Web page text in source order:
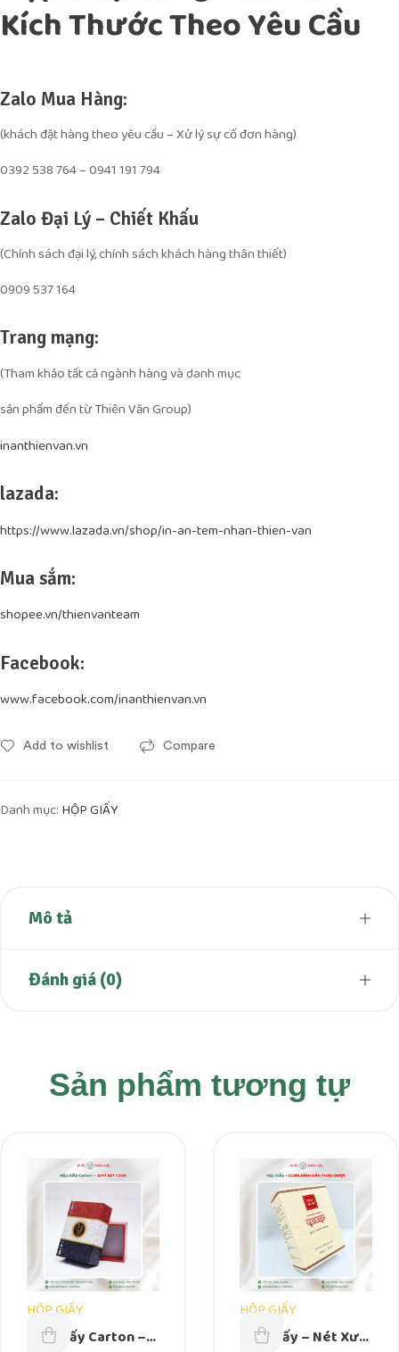
Kích Thước Theo Yêu Cầu
Zalo Mua Hàng:
(khách đặt hàng theo yêu cầu – Xử lý sự cố đơn hàng)
0392 538 764 – 0941 191 794
Zalo Đại Lý – Chiết Khấu
(Chính sách đại lý, chính sách khách hàng thân thiết)
0909 537 164
Trang mạng:
(Tham khảo tất cả ngành hàng và danh mục
sản phẩm đến từ Thiên Văn Group)
inanthienvan.vn
lazada:
https://www.lazada.vn/shop/in-an-tem-nhan-thien-van
Mua sắm:
shopee.vn/thienvanteam
Facebook:
www.facebook.com/inanthienvan.vn
Add to wishlist Compare
Danh mục: HỘP GIẤY
Mô tả
Đánh giá (0)
Sản phẩm tương tự
HỘP GIẤY
Hộp Giấy Carton –
HỘP GIẤY
Hộp Giấy – Nét Xưa